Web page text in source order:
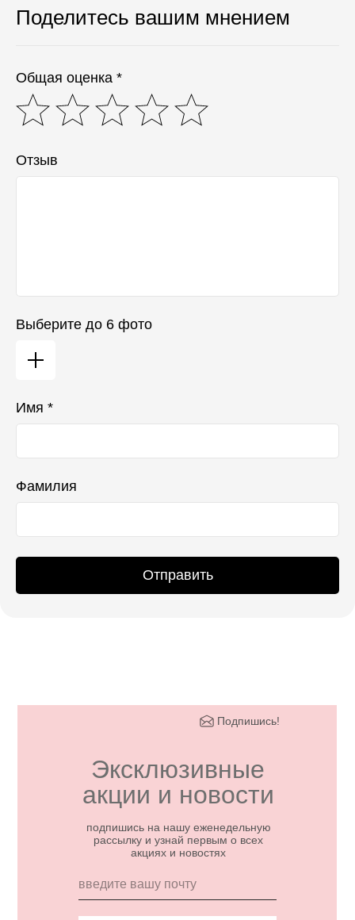
Поделитесь вашим мнением
Общая оценка *
Отзыв
Выберите до 6 фото
Имя *
Фамилия
Отправить
Эксклюзивные
акции и новости
подпишись на нашу еженедельную
рассылку и узнай первым о всех
акциях и новостях
Подпишись!